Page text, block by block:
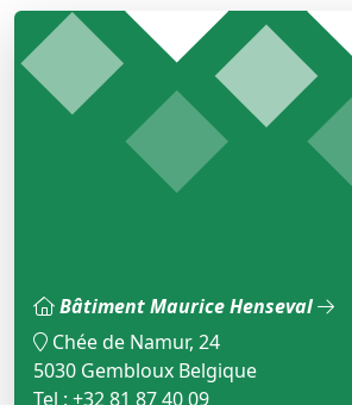
Bâtiment Maurice Henseval
Chée de Namur, 24
5030 Gembloux Belgique
Tel : +32 81 87 40 09